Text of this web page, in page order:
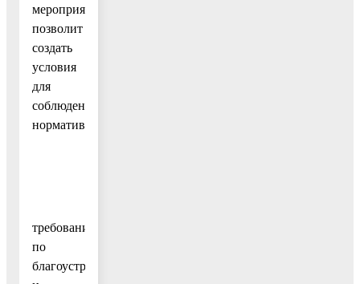
мероприятий
позволит
создать
условия
для
соблюдения
нормативных
требований
по
благоустройству